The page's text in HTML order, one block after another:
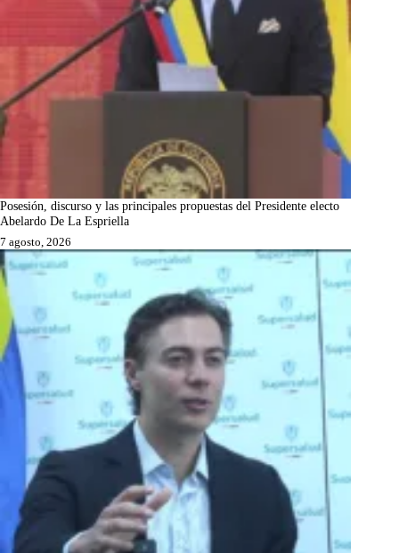
Posesión, discurso y las principales propuestas del Presidente electo
Abelardo De La Espriella
7 agosto, 2026